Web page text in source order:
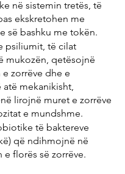
në sistemin tretës, të
ekskretohen me
së bashku me tokën.
psiliumit, të cilat
mukozën, qetësojnë
zorrëve dhe e
mekanikisht,
lirojnë muret e zorrëve
e mundshme.
të baktereve
që ndihmojnë në
e florës së zorrëve.